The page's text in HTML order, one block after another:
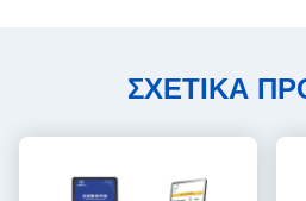
ΣΧΕΤΙΚΑ